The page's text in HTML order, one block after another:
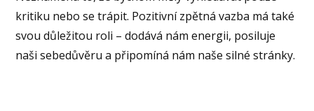
kritiku nebo se trápit. Pozitivní zpětná vazba má také
svou důležitou roli – dodává nám energii, posiluje
naši sebedůvěru a připomíná nám naše silné stránky.